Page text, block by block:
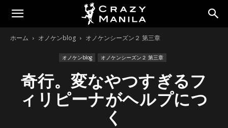
ホーム オノケンblog オノケンシーズン２ 第三章
オノケンblog オノケンシーズン２ 第三章
奇行。変なやつすぎるフ
ィリピーナがヘルプにつ
く